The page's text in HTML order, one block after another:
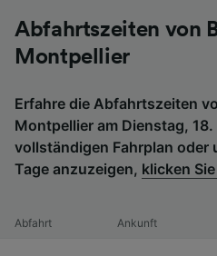
Abfahrtszeiten von
Montpellier
Erfahre die Abfahrtszeiten
Montpellier am Dienstag,
vollständigen Fahrplan oder
Tage anzuzeigen, klicken
Abfahrt Ankunft